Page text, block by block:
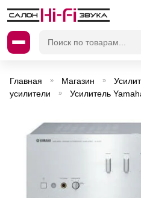
Главная » Магазин »
усилители
» Усилитель